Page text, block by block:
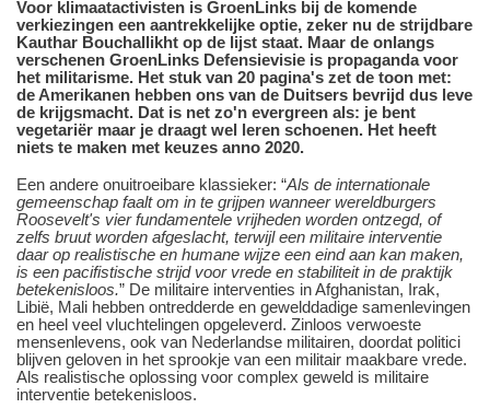
Voor klimaatactivisten is GroenLinks bij de komende
verkiezingen een aantrekkelijke optie, zeker nu de strijdbare
Kauthar Bouchallikht op de lijst staat. Maar de onlangs
verschenen GroenLinks Defensievisie is propaganda voor
het militarisme. Het stuk van 20 pagina's zet de toon met:
de Amerikanen hebben ons van de Duitsers bevrijd dus leve
de krijgsmacht. Dat is net zo'n evergreen als: je bent
vegetariër maar je draagt wel leren schoenen. Het heeft
niets te maken met keuzes anno 2020.
Een andere onuitroeibare klassieker: “Als de internationale
gemeenschap faalt om in te grijpen wanneer wereldburgers
Roosevelt's vier fundamentele vrijheden worden ontzegd, of
zelfs bruut worden afgeslacht, terwijl een militaire interventie
daar op realistische en humane wijze een eind aan kan maken,
is een pacifistische strijd voor vrede en stabiliteit in de praktijk
betekenisloos.” De militaire interventies in Afghanistan, Irak,
Libië, Mali hebben ontredderde en gewelddadige samenlevingen
en heel veel vluchtelingen opgeleverd. Zinloos verwoeste
mensenlevens, ook van Nederlandse militairen, doordat politici
blijven geloven in het sprookje van een militair maakbare vrede.
Als realistische oplossing voor complex geweld is militaire
interventie betekenisloos.